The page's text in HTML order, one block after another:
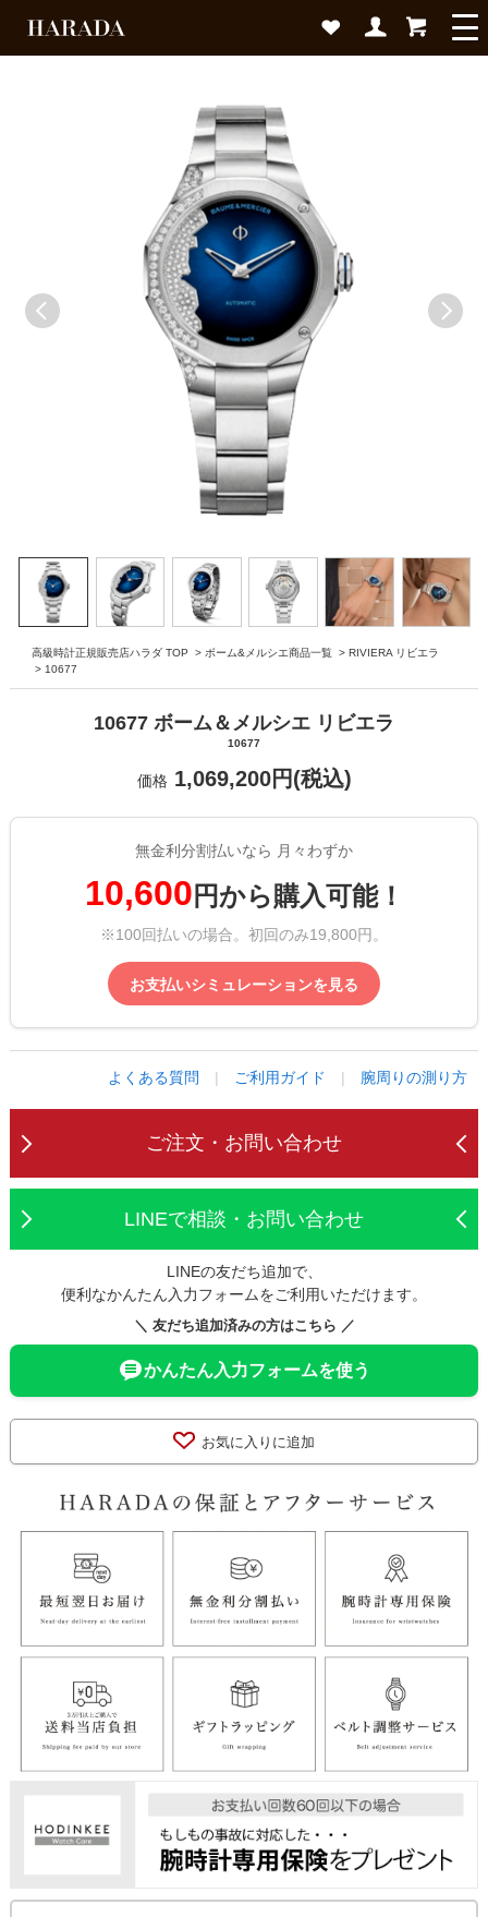
高級時計正規販売店ハラダ TOP > ボーム&メルシエ商品一覧 > RIVIERA リビエラ
> 10677
10677 ボーム＆メルシエ リビエラ
10677
価格1,069,200円(税込)
無金利分割払いなら 月々わずか
10,600 円から購入可能！
※100回払いの場合。初回のみ19,800円。
お支払いシミュレーションを見る
よくある質問 | ご利用ガイド | 腕周りの測り方
ご注文・お問い合わせ
LINEで相談・お問い合わせ
LINEの友だち追加で、
便利なかんたん入力フォームをご利用いただけます。
＼ 友だち追加済みの方はこちら ／
かんたん入力フォームを使う
お気に入りに追加